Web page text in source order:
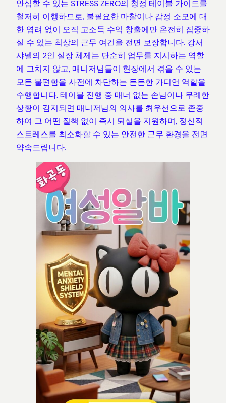
안심할 수 있는 STRESS ZERO의 청정 테이블 가이드를
철저히 이행하므로, 불필요한 마찰이나 감정 소모에 대
한 염려 없이 오직 고소득 수익 창출에만 온전히 집중하
실 수 있는 최상의 근무 여건을 전면 보장합니다. 강서
샤넬의 2인 실장 체제는 단순히 업무를 지시하는 역할
에 그치지 않고, 매니저님들이 현장에서 겪을 수 있는
모든 불편함을 사전에 차단하는 든든한 가디언 역할을
수행합니다. 테이블 진행 중 매너 없는 손님이나 무례한
상황이 감지되면 매니저님의 의사를 최우선으로 존중
하여 그 어떤 질책 없이 즉시 퇴실을 지원하며, 정신적
스트레스를 최소화할 수 있는 안전한 근무 환경을 전면
약속드립니다.